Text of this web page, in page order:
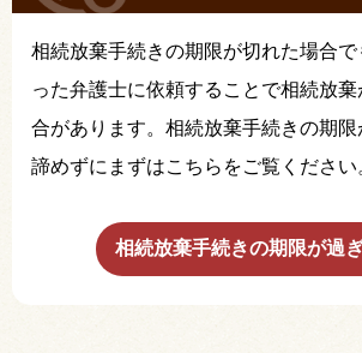
相続放棄手続きの期限が切れた場合
った弁護士に依頼することで相続放
合があります。相続放棄手続きの期限
諦めずにまずはこちらをご覧ください
相続放棄手続きの期限が過